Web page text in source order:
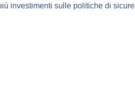
investimenti sulle politiche di